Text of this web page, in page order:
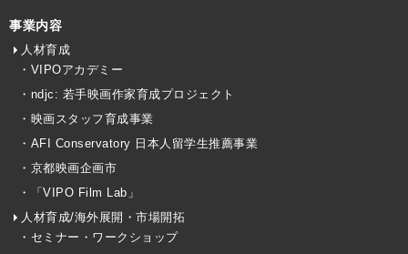
事業内容
人材育成
・VIPOアカデミー
・ndjc: 若手映画作家育成プロジェクト
・映画スタッフ育成事業
・AFI Conservatory 日本人留学生推薦事業
・京都映画企画市
・「VIPO Film Lab」
人材育成/海外展開・市場開拓
・セミナー・ワークショップ